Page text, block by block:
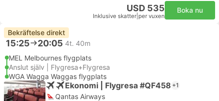
USD 535
Inklusive skatter per vuxen
Boka nu
Bekräftelse direkt
15:25 20:05 4t. 40m
MEL Melbournes flygplats
Anslut själv | Flygresa+Flygresa
WGA Wagga Waggas flygplats
Ekonomi | Flygresa #QF458 +1
Qantas Airways